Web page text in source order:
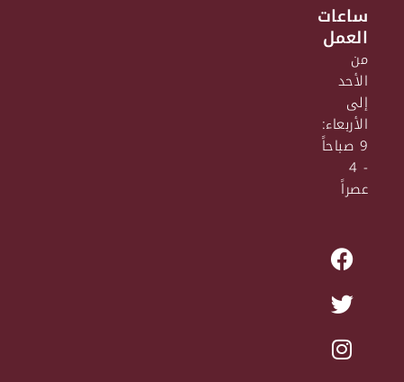
ساعات
العمل
من
الأحد
إلى
الأربعاء:
9 صباحاً
- 4
عصراً